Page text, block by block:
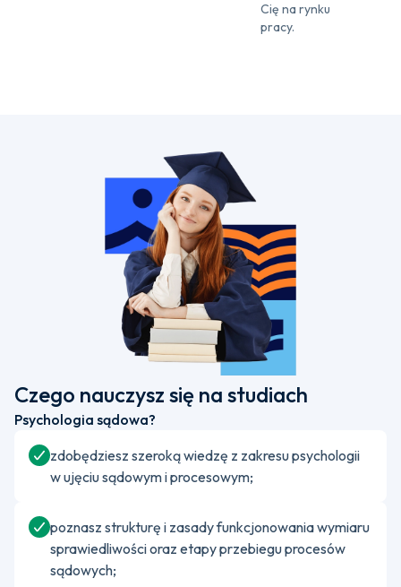
Cię na rynku
pracy.
Czego nauczysz się na studiach
Psychologia sądowa?
zdobędziesz szeroką wiedzę z zakresu psychologii
w ujęciu sądowym i procesowym;
poznasz strukturę i zasady funkcjonowania wymiaru
sprawiedliwości oraz etapy przebiegu procesów
sądowych;